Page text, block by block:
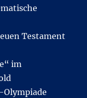
Testament
im
Olympiade